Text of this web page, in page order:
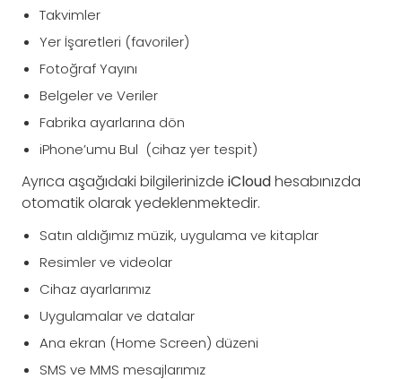
Takvimler
Yer İşaretleri (favoriler)
Fotoğraf Yayını
Belgeler ve Veriler
Fabrika ayarlarına dön
iPhone’umu Bul (cihaz yer tespit)
Ayrıca aşağıdaki bilgilerinizde iCloudhesabınızda
otomatik olarak yedeklenmektedir.
Satın aldığımız müzik, uygulama ve kitaplar
Resimler ve videolar
Cihaz ayarlarımız
Uygulamalar ve datalar
Ana ekran (Home Screen) düzeni
SMS ve MMS mesajlarımız